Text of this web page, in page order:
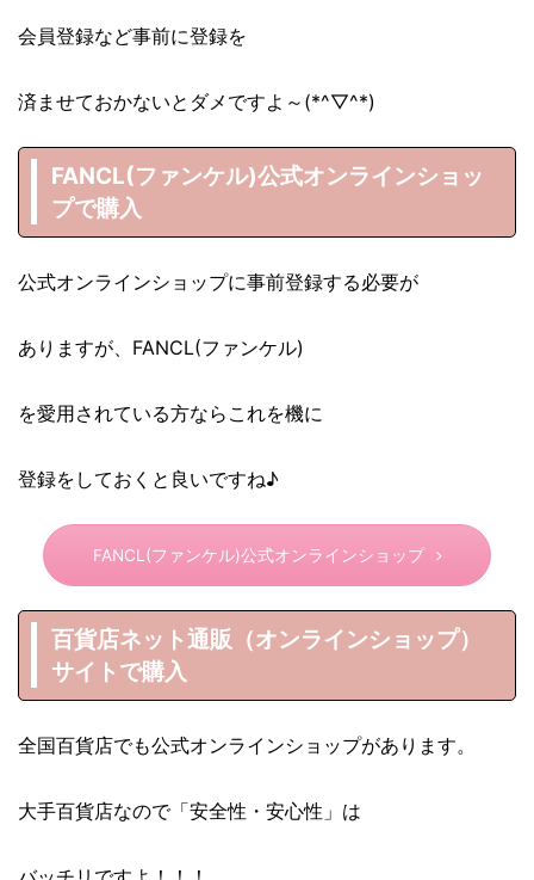
会員登録など事前に登録を
済ませておかないとダメですよ～(*^▽^*)
FANCL(ファンケル)公式オンラインショッ
プで購入
公式オンラインショップに事前登録する必要が
ありますが、FANCL(ファンケル)
を愛用されている方ならこれを機に
登録をしておくと良いですね♪
FANCL(ファンケル)公式オンラインショップ
百貨店ネット通販（オンラインショップ）
サイトで購入
全国百貨店でも公式オンラインショップがあります。
大手百貨店なので「安全性・安心性」は